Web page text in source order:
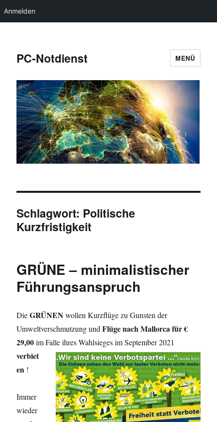
Anmelden
PC-Notdienst MENÜ
Schlagwort: Politische
Kurzfristigkeit
GRÜNE – minimalistischer
Führungsanspruch
DieGRÜNEN wollen Kurzflüge zu Gunsten der
Umweltverschmutzung undFlüge nach Mallorca für €
29,00im Falle ihres Wahlsieges im September2021
verbiet
en !
Immer
wieder